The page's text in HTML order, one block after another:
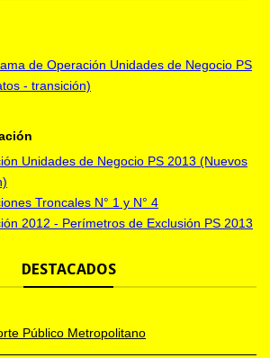
de Operación Unidades de Negocio PS
- transición)
Unidades de Negocio PS 2013 (Nuevos
Troncales N° 1 y N° 4
2012 - Perímetros de Exclusión PS 2013
DESTACADOS
Público Metropolitano